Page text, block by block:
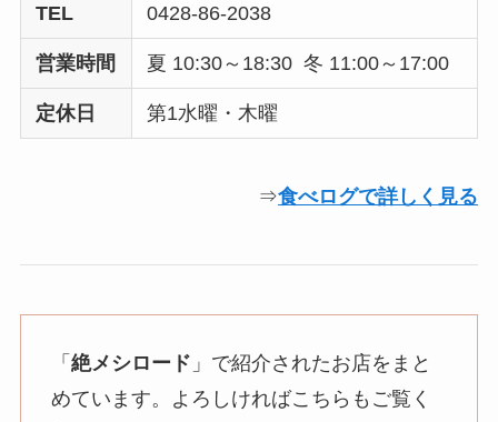
TEL 0428-86-2038
営業時間 夏 10:30～18:30 冬 11:00～17:00
定休日 第1水曜・木曜
⇒食べログで詳しく見る
「 絶メシロード 」で紹介されたお店をまと
めています。よろしければこちらもご覧く